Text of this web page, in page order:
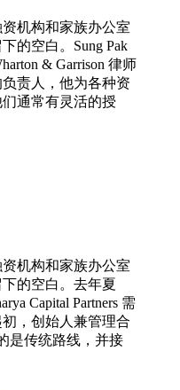
机构和家族办公室
的空白。Sung Pak
& Garrison 律师
责人，他为各种资
通常有灵活的授
机构和家族办公室
的空白。去年夏
Capital Partners 需
，创始人兼管理合
是传统路线，并接